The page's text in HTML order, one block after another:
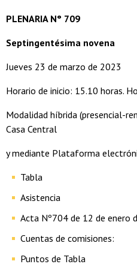
PLENARIA N° 709
Septingentésima novena
Jueves 23 de marzo de 2023
Horario de inicio: 15.10 horas.
Modalidad híbrida (presencial-
Casa Central
y mediante Plataforma
Tabla
Asistencia
Acta Nº704 de 12 de enero
Cuentas de comisiones:
Puntos de Tabla